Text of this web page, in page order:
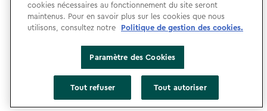
France Etats-Unis
Gestion des Cookies
Déclaration d’accessibilité
Mentions légales
Paramètre des Cookies
cookies nécessaires au fonctionnement du site seront
maintenus. Pour en savoir plus sur les cookies que nous
utilisons, consultez notre
Politique de gestion des cookies.
Paramètre des Cookies
Tout refuser Tout autoriser